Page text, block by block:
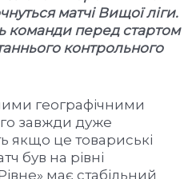
матчі Вищої ліги.
команди перед стартом
контрольного
географічними
завжди дуже
якщо це товариські
був на рівні
має стабільний